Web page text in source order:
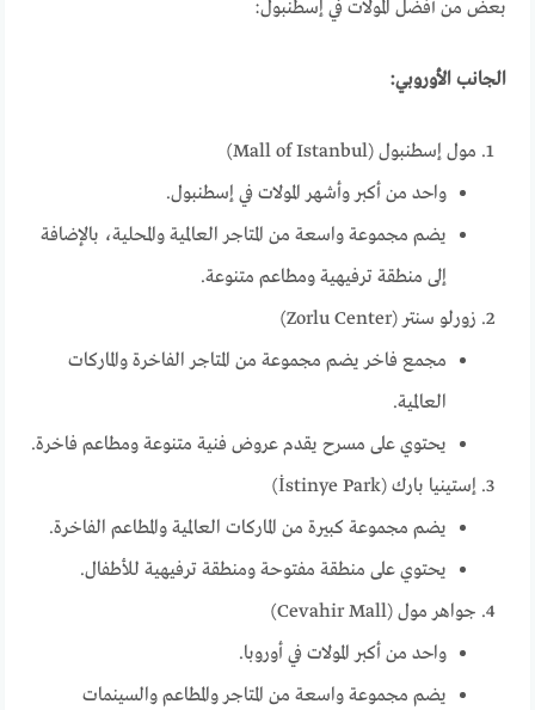
بعض من أفضل المولات في إسطنبول:
الجانب الأوروبي:
مول إسطنبول (Mall of Istanbul)
واحد من أكبر وأشهر المولات في إسطنبول.
يضم مجموعة واسعة من المتاجر العالمية والمحلية، بالإضافة
إلى منطقة ترفيهية ومطاعم متنوعة.
زورلو سنتر (Zorlu Center)
مجمع فاخر يضم مجموعة من المتاجر الفاخرة والماركات
العالمية.
يحتوي على مسرح يقدم عروض فنية متنوعة ومطاعم فاخرة.
إستينيا بارك (İstinye Park)
يضم مجموعة كبيرة من الماركات العالمية والمطاعم الفاخرة.
يحتوي على منطقة مفتوحة ومنطقة ترفيهية للأطفال.
جواهر مول (Cevahir Mall)
واحد من أكبر المولات في أوروبا.
يضم مجموعة واسعة من المتاجر والمطاعم والسينمات